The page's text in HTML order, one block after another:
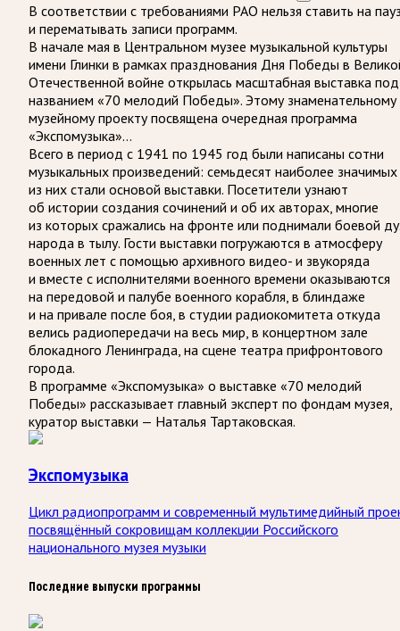
В соответствии с требованиями РАО нельзя ставить на
и перематывать записи программ.
В начале мая в Центральном музее музыкальной культуры
имени Глинки в рамках празднования Дня Победы в
Отечественной войне открылась масштабная выставка под
названием «70 мелодий Победы». Этому знаменательному
музейному проекту посвящена очередная программа
«Экспомузыка»…
Всего в период с 1941 по 1945 год были написаны сотни
музыкальных произведений: семьдесят наиболее значимых
из них стали основой выставки. Посетители узнают
об истории создания сочинений и об их авторах, многие
из которых сражались на фронте или поднимали боевой
народа в тылу. Гости выставки погружаются в атмосферу
военных лет с помощью архивного видео- и звукоряда
и вместе с исполнителями военного времени оказываются
на передовой и палубе военного корабля, в блиндаже
и на привале после боя, в студии радиокомитета откуда
велись радиопередачи на весь мир, в концертном зале
блокадного Ленинграда, на сцене театра прифронтового
города.
В программе «Экспомузыка» о выставке «70 мелодий
Победы» рассказывает главный эксперт по фондам музея,
куратор выставки — Наталья Тартаковская.
Экспомузыка
Цикл радиопрограмм и современный мультимедийный
посвящённый сокровищам коллекции Российского
национального музея музыки
Последние выпуски программы